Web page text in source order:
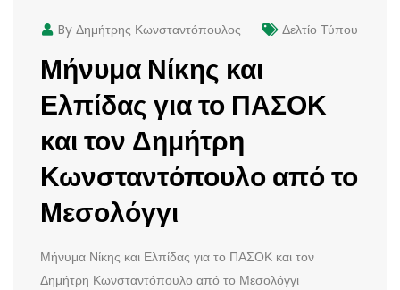
By Δημήτρης Κωνσταντόπουλος Δελτίο Τύπου
Μήνυμα Νίκης και
Ελπίδας για το ΠΑΣΟΚ
και τον Δημήτρη
Κωνσταντόπουλο από το
Μεσολόγγι
Μήνυμα Νίκης και Ελπίδας για το ΠΑΣΟΚ και τον
Δημήτρη Κωνσταντόπουλο από το Μεσολόγγι